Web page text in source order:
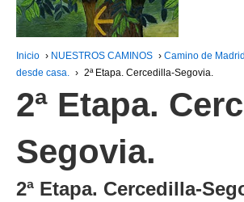
Inicio › NUESTROS CAMINOS › Camino de
desde casa. › 2ª Etapa. Cercedilla-Segovia.
2ª Etapa.
Segovia.
2ª Etapa. Cercedilla-